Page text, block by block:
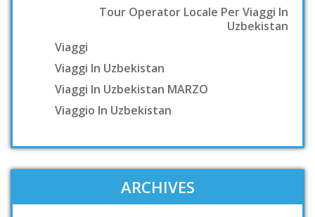
Tour Operator Locale Per Viaggi In
Uzbekistan
Viaggi
Viaggi In Uzbekistan
Viaggi In Uzbekistan MARZO
Viaggio In Uzbekistan
ARCHIVES